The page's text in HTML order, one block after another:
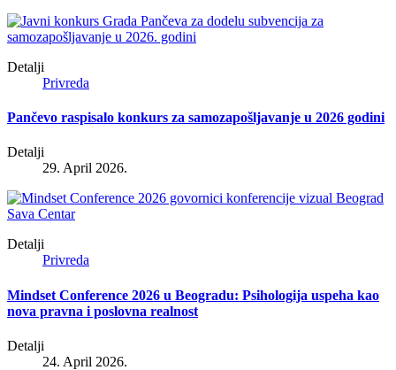
Detalji
Privreda
Pančevo raspisalo konkurs za samozapošljavanje u 2026 godini
Detalji
29. April 2026.
Detalji
Privreda
Mindset Conference 2026 u Beogradu: Psihologija uspeha kao
nova pravna i poslovna realnost
Detalji
24. April 2026.